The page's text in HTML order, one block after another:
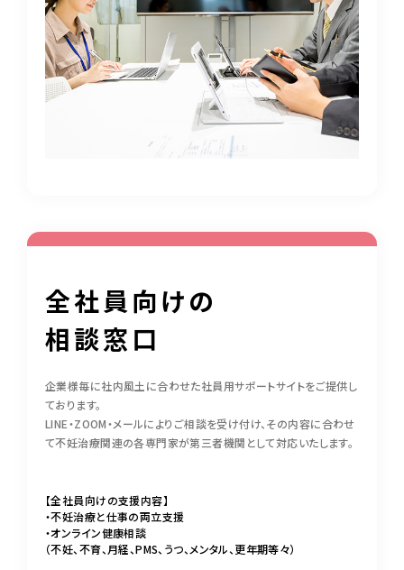
全社員向けの
相談窓口
企業様毎に社内風土に合わせた社員用サポートサイトをご提供し
ております。
LINE・ZOOM・メールによりご相談を受け付け、その内容に合わせ
て不妊治療関連の各専門家が第三者機関として対応いたします。
【全社員向けの支援内容】
・不妊治療と仕事の両立支援
・オンライン健康相談
（不妊、不育、月経、PMS、うつ、メンタル、更年期等々）